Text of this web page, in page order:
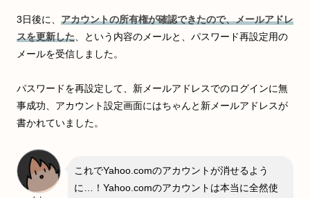
3日後に、 アカウントの所有権が確認できたので、メールアドレ
スを更新した 、という内容のメールと、パスワード再設定用の
メールを受信しました。
パスワードを再設定して、新メールアドレスでのログインに無
事成功、アカウント設定画面にはちゃんと新メールアドレスが
書かれていました。
これでYahoo.comのアカウントが消せるよう
に…！Yahoo.comのアカウントは本当に全然使